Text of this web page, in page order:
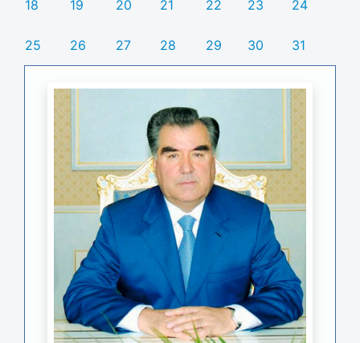
18 19 20 21 22 23 24
25 26 27 28 29 30 31